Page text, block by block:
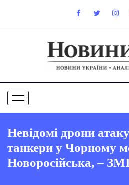
Невідомі дрони
танкери у Чорному
Новоросійська, –